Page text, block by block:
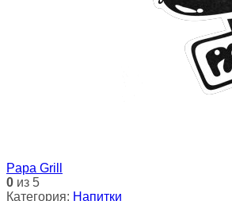
Papa Grill
0 из 5
Категория: Напитки